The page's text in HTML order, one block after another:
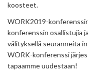
koosteet.
WORK2019-
konferenssin osallistujia
välityksellä seuranneita
WORK-konferenssi
tapaamme uudestaan!